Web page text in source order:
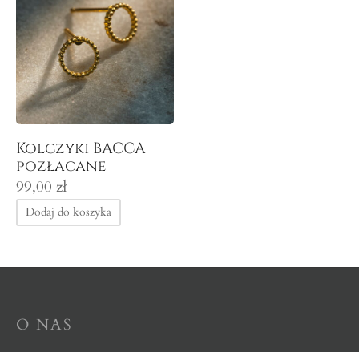
Kolczyki BACCA
pozłacane
99,00 zł
Dodaj do koszyka
O NAS